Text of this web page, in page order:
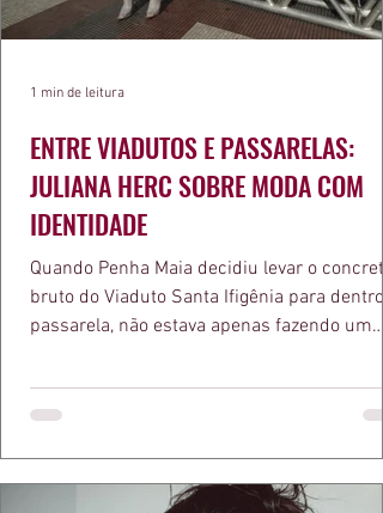
ENTRE VIADUTOS E PASSARELAS:
JULIANA HERC SOBRE MODA COM
IDENTIDADE
Quando Penha Maia decidiu levar o concreto
bruto do Viaduto Santa Ifigênia para dentro
passarela, não estava apenas fazendo um
a apresentadora e influenciadora Juliana
defende há tempos, o de que moda
estruturas geométricas, volumes
1 min de leitura